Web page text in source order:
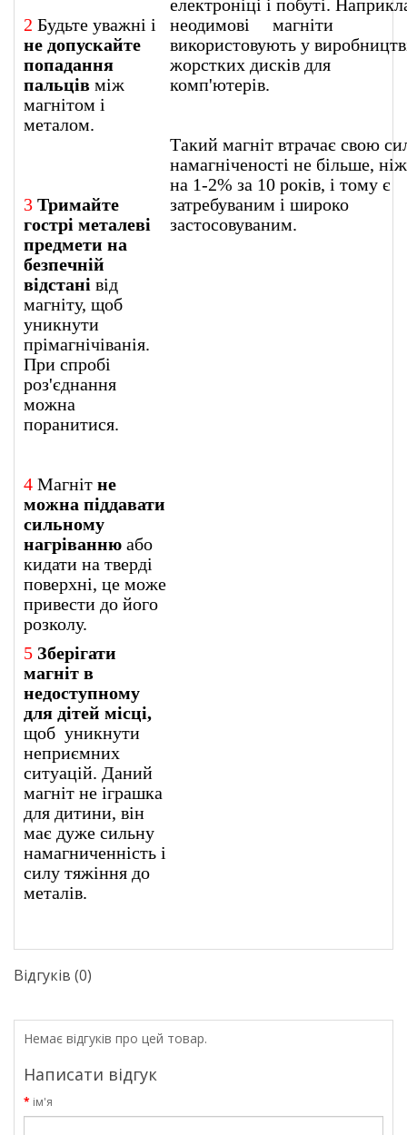
2 Будьте уважні і
не допускайте
попадання
пальців між
магнітом і
металом.
3 Тримайте
гострі металеві
предмети на
безпечній
відстані від
магніту, щоб
уникнути
прімагнічіванія.
При спробі
роз'єднання
можна
поранитися.
4 Магніт не
можна піддавати
сильному
нагріванню або
кидати на тверді
поверхні, це може
привести до його
розколу.
5 Зберігати
магніт в
недоступному
для дітей місці,
щоб уникнути
неприємних
ситуацій. Даний
магніт не іграшка
для дитини, він
має дуже сильну
намагниченність і
силу тяжіння до
металів.
електроніці і побуті.
неодимові магніти
використовують у
жорстких дисків для
Такий магніт втрачає свою
намагніченості не більше, ніж
на 1-2% за 10 років, і тому є
затребуваним і широко
застосовуваним.
Відгуків (0)
Немає відгуків про цей товар.
Написати відгук
ім'я